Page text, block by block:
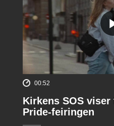
00:52
Kirkens SOS
Pride-feiringen